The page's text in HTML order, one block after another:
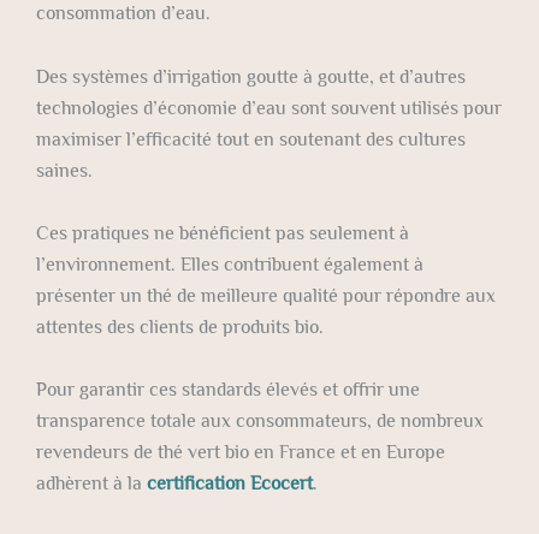
consommation d’eau.
Des systèmes d’irrigation goutte à goutte, et d’autres
technologies d’économie d’eau sont souvent utilisés pour
maximiser l’efficacité tout en soutenant des cultures
saines.
Ces pratiques ne bénéficient pas seulement à
l’environnement. Elles contribuent également à
présenter un thé de meilleure qualité pour répondre aux
attentes des clients de produits bio.
Pour garantir ces standards élevés et offrir une
transparence totale aux consommateurs, de nombreux
revendeurs de thé vert bio en France et en Europe
adhèrent à la certification Ecocert.